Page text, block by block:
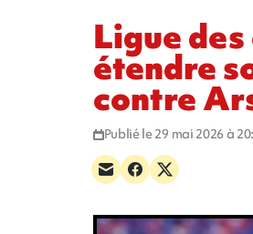
Ligue
étendre
contre
Publié le 29 mai 2026 à